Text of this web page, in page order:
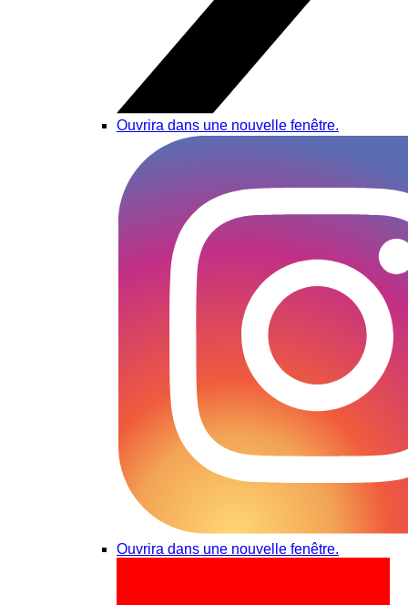
Ouvrira dans une nouvelle fenêtre.
Ouvrira dans une nouvelle fenêtre.